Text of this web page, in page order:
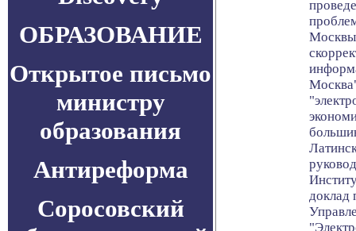
ОБРАЗОВАНИЕ
Открытое письмо
министру
образования
Антиреформа
Соросовский
Москвы
доклад